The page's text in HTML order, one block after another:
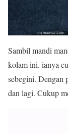
Sambil mandi
kolam ini. ianya
sebegini. Dengan
dan lagi. Cukup